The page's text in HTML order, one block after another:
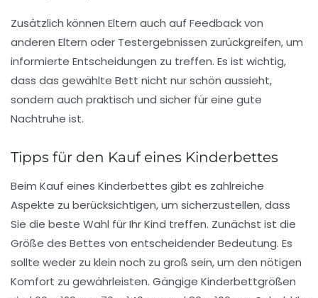
Zusätzlich können Eltern auch auf Feedbackvon
anderen Eltern oder Testergebnissen zurückgreifen, um
informierte Entscheidungen zu treffen. Es ist wichtig,
dass das gewählte Bett nicht nur schön aussieht,
sondern auch praktisch und sicher für eine gute
Nachtruhe ist.
Tipps für den Kauf eines Kinderbettes
Beim Kauf eines Kinderbettes gibt es zahlreiche
Aspekte zu berücksichtigen, um sicherzustellen, dass
Sie die beste Wahl für Ihr Kind treffen. Zunächst ist die
Größe des Bettes von entscheidender Bedeutung. Es
sollte weder zu klein noch zu groß sein, um den nötigen
Komfort zu gewährleisten. Gängige Kinderbettgrößen